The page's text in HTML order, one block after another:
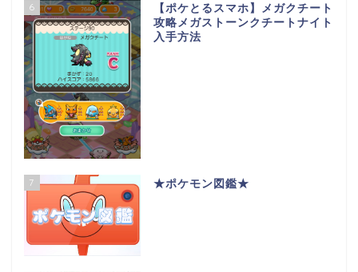
6
【ポケとるスマホ】メガクチート
攻略メガストーンクチートナイト
入手方法
7 ★ポケモン図鑑★